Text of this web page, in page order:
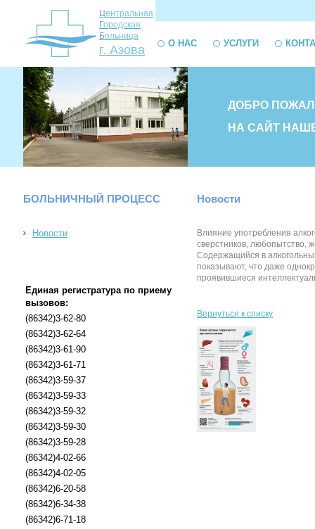
Центральная
Городская
Больница
г. Азова О НАС УСЛУГИ
ДОБРО
НА САЙТ
БОЛЬНИЧНЫЙ ПРОЦЕСС
Новости
Единая регистратура по приему
вызовов:
(86342)3-62-80
(86342)3-62-64
(86342)3-61-90
(86342)3-61-71
(86342)3-59-37
(86342)3-59-33
(86342)3-59-32
(86342)3-59-30
(86342)3-59-28
(86342)4-02-66
(86342)4-02-05
(86342)6-20-58
(86342)6-34-38
(86342)6-71-18
Новости
Влияние употребления
сверстников, любопытство,
Содержащийся в
показывают, что даже
проявившиеся
Вернуться к списку